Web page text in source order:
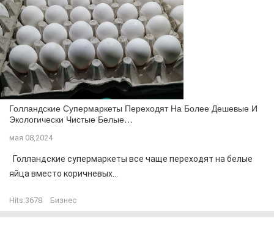
Голландские Супермаркеты Переходят На Более Дешевые И
Экологически Чистые Белые…
мая 08,2024
Голландские супермаркеты все чаще переходят на белые
яйца вместо коричневых...
Hits:3678 Бизнес